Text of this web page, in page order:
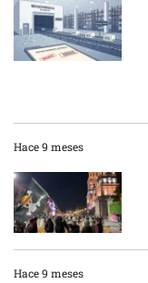
Hace 9 meses
Hace 9 meses